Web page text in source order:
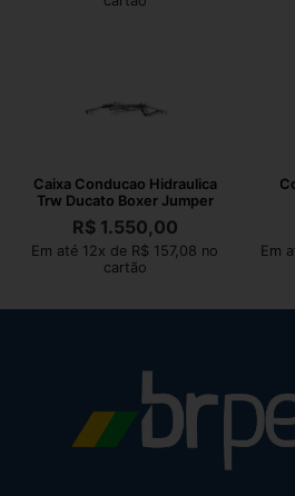
Caixa Conducao Hidraulica
Trw Ducato Boxer Jumper
R$1.550,00
Em até 12x de R$ 157,08 no
cartão
Em